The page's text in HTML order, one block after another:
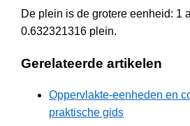
De plein is de grotere eenheid: 1
0.632321316 plein.
Gerelateerde artikelen
Oppervlakte-eenheden en
praktische gids